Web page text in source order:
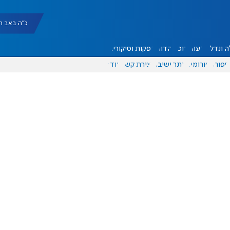
כ"ה באב תשפ"ו
ונדל"ן דעות אוכל יהדות הפקות וסיקורים
ספורט פורומים אתר ישיבה יצירת קשר עוד